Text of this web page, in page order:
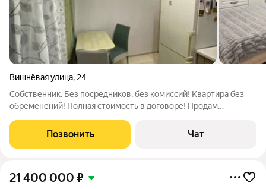
Вишнёвая улица, 24
Собственник. Без посредников, без комиссий! Квартира без
обременений! Полная стоимость в договоре! Продам
этаже. Этаж высокий, окна во двор, квартира теплая, светлая.
Под окнами цветы и тихий
Позвонить Чат
21 400 000 ₽